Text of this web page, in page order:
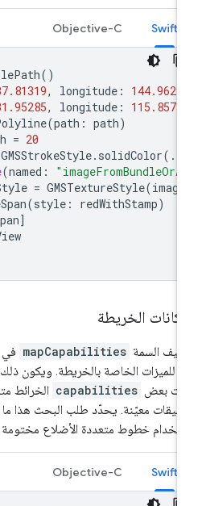
Swift
Objective-C
(- 37.81319, longitude :
( -31.95285, longitude :
(path: path
=
= GMSStrokeStyle.solidColor
(named :
= GMSTextureStyle(image
(style: redWithStamp
[span
الخريطة
السمة mapCapabilities في
للميزات الخاصة بالخريطة. ويكون ذلك
بعض capabilities الخرائط
معيّنة. يحدّد طلب البحث هذا ما
خطوط متعددة الأضلاع مختومة
Swift
Objective-C